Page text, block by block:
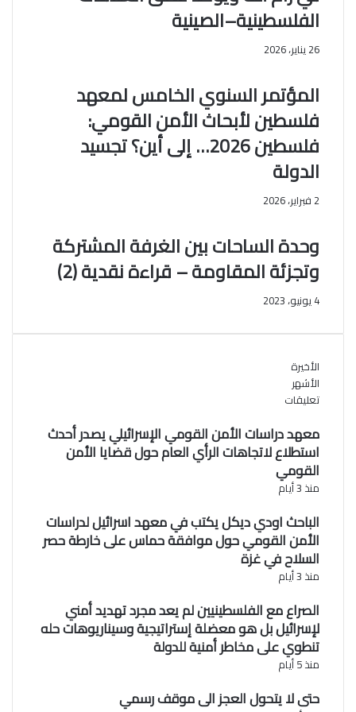
ك
ح
و
ش
ت
ر
ا
ي
ة
"
ن
ا
ب
ح
ل
و
ل
ع
ي
ا
ا
ض
ح
ا
م
ا
ر
ك
الفلسطينية–الصينية
26 يناير، 2026
المؤتمر السنوي الخامس لمعهد
فلسطين لأبحاث الأمن القومي:
فلسطين 2026… إلى أين؟ تجسيد
الدولة
2 فبراير، 2026
وحدة الساحات بين الغرفة المشتركة
وتجزئة المقاومة – قراءة نقدية (2)
4 يونيو، 2023
الأخيرة
الأشهر
تعليقات
معهد دراسات الأمن القومي الإسرائيلي يصدر أحدث
استطلاع لاتجاهات الرأي العام حول قضايا الأمن
القومي
منذ 3 أيام
الباحث اودي ديكل يكتب في معهد اسرائيل لدراسات
الأمن القومي حول موافقة حماس على خارطة حصر
السلاح في غزة
منذ 3 أيام
الصراع مع الفلسطينيين لم يعد مجرد تهديد أمني
لإسرائيل بل هو معضلة إستراتيجية وسيناريوهات حله
تنطوي على مخاطر أمنية للدولة
منذ 5 أيام
حتى لا يتحول العجز الى موقف رسمي